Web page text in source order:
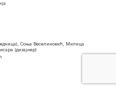
Соња Веселиновић, Милица
(дизајнер)